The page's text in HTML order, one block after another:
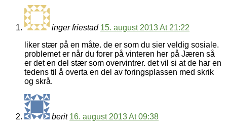
inger friestad 15. august 2013 At 21:22
liker stær på en måte. de er som du sier veldig sosiale.
problemet er når du forer på vinteren her på Jæren så
er det en del stær som overvintrer. det vil si at de har en
tedens til å overta en del av foringsplassen med skrik
og skrå.
berit 16. august 2013 At 09:38